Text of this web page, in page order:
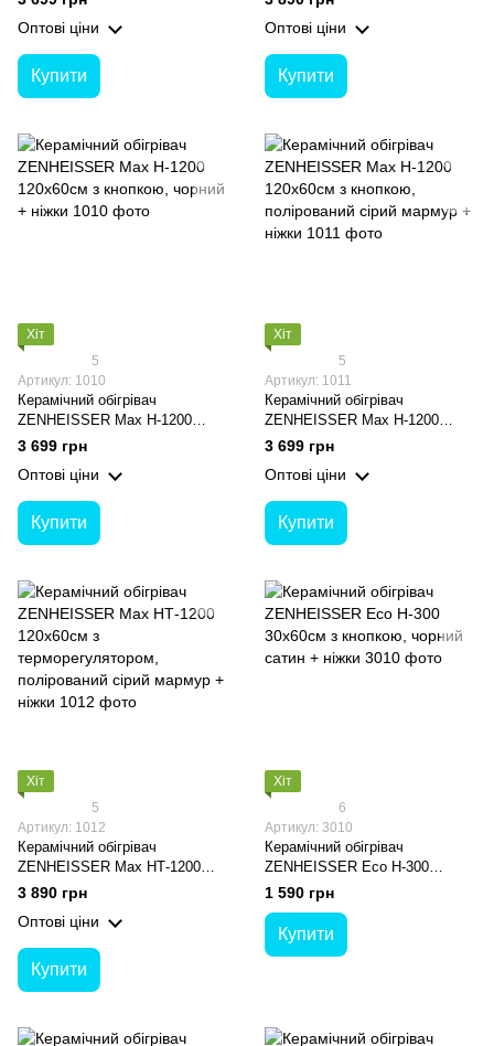
мармур + ніжки
Оптові ціни
Купити
чорний сатиновий+ ніжки
Оптові ціни
Купити
Хіт
5
Артикул: 1010
Керамічний обігрівач
ZENHEISSER Max H-1200
120х60см з кнопкою, чорний +
3 699 грн
Оптові ціни
Купити
Хіт
5
Артикул: 1011
Керамічний обігрівач
ZENHEISSER Max H-1200
120х60см з кнопкою,
полірований сірий мармур +
ніжки
3 699 грн
Оптові ціни
Купити
Хіт
5
Артикул: 1012
Керамічний обігрівач
ZENHEISSER Max HТ-1200
120х60см з терморегулятором,
полірований сірий мармур +
ніжки
3 890 грн
Оптові ціни
Купити
Хіт
6
Артикул: 3010
Керамічний обігрівач
ZENHEISSER Eco H-300
30х60см з кнопкою, чорний
сатин + ніжки
1 590 грн
Купити